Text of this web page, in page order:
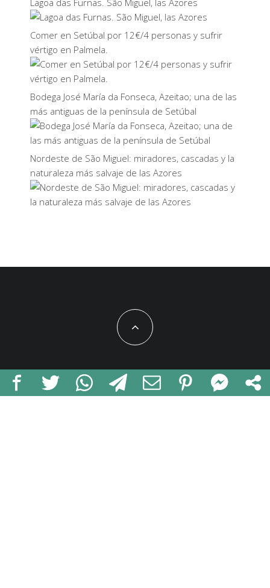
Lagoa das Furnas. São Miguel, las Azores
Comer en Setúbal por 12€/4 personas y sufrir
vértigo en Palmela.
Bodega José María da Fonseca, Azeitao; una de las
más antiguas de la península de Setúbal
Nordeste de São Miguel: miradores, cascadas y la
naturaleza más salvaje de las Azores